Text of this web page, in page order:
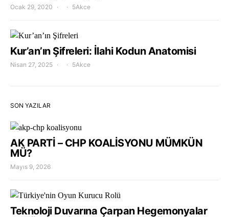
Ocak 29, 2020 5Akce
Kur’an’ın Şifreleri: İlahi Kodun Anatomisi
Nisan 27, 2025 5Akce
SON YAZILAR
AK PARTİ – CHP KOALİSYONU MÜMKÜN
MÜ?
Mayıs 9, 2026
Teknoloji Duvarına Çarpan Hegemonyalar